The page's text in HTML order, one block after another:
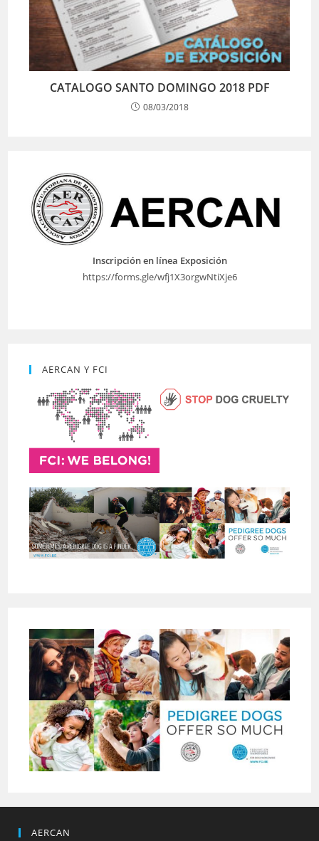
CATALOGO SANTO DOMINGO 2018 PDF
08/03/2018
Inscripción en línea Exposición
https://forms.gle/wfj1X3orgwNtiXje6
AERCAN Y FCI
AERCAN